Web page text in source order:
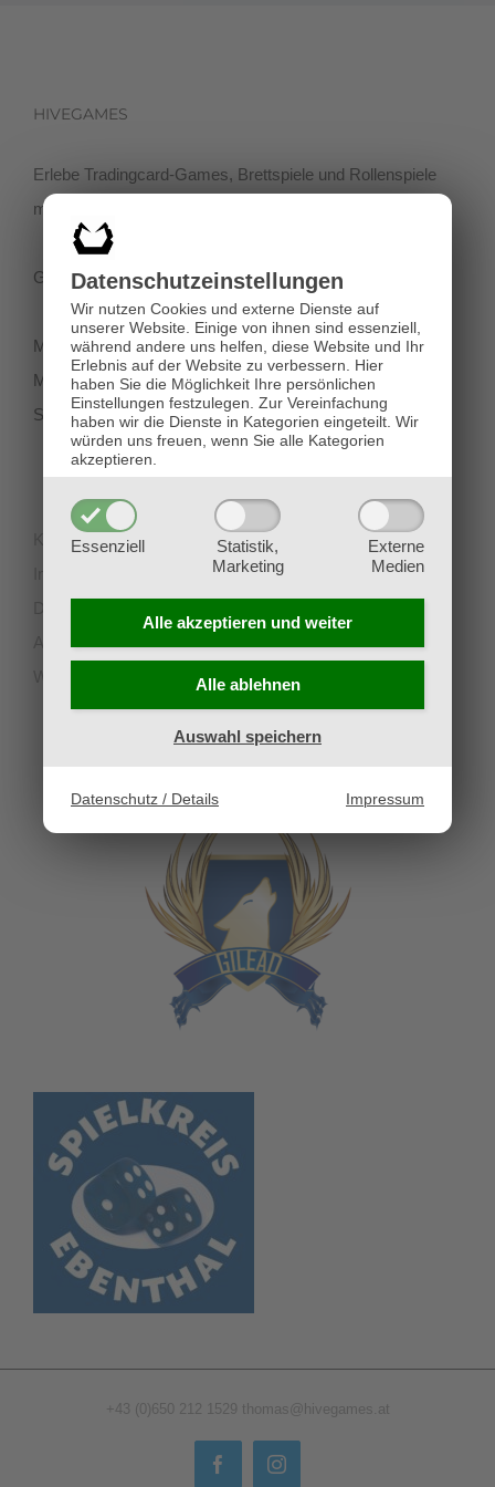
Datenschutz­einstellungen
Wir nutzen Cookies und externe Dienste auf
unserer Website. Einige von ihnen sind essenziell,
während andere uns helfen, diese Website und Ihr
Erlebnis auf der Website zu verbessern. Hier
haben Sie die Möglichkeit Ihre persönlichen
Einstellungen festzulegen. Zur Vereinfachung
haben wir die Dienste in Kategorien eingeteilt. Wir
würden uns freuen, wenn Sie alle Kategorien
akzeptieren.
Essenziell
Statistik,
Marketing
Externe
Medien
Alle akzeptieren und weiter
Alle ablehnen
Auswahl speichern
Datenschutz / Details Impressum
HIVEGAMES
Erlebe Tradingcard-Games, Brettspiele und Rollenspiele
mit einer netten Community in der Klagenfurter Innenstadt!
Getreidegasse 3, 9020 Klagenfurt
Montag-Dienstag 11:00 - 18:00
Mittwoch-Freitag 11:00-19:00
Samstag 12:00 - 18:00
Kontakt
+43 (0)650 212 1529 thomas@hivegames.at
FacebookInstagram